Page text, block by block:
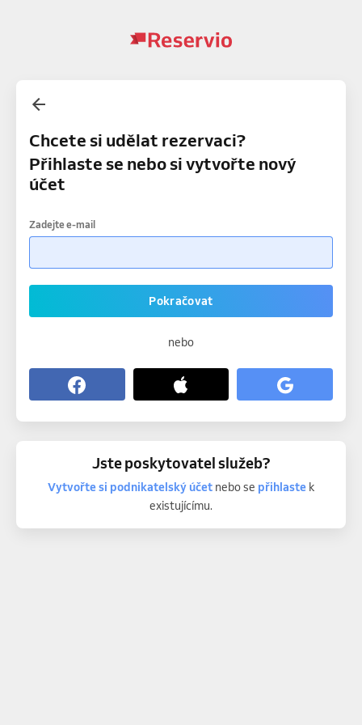
Chcete si udělat rezervaci?
Přihlaste se nebo si vytvořte nový
účet
Zadejte e-mail
Pokračovat
nebo
Jste poskytovatel služeb?
Vytvořte si podnikatelský účetnebo se přihlastek
existujícímu.